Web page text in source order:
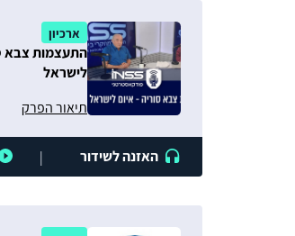
ארכיון
התעצמות צבא
לישראל
תיאור הפרק
האזנה לשידור |